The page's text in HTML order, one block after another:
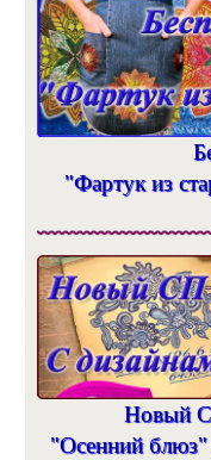
"Фартук из
Новый
"Осенний